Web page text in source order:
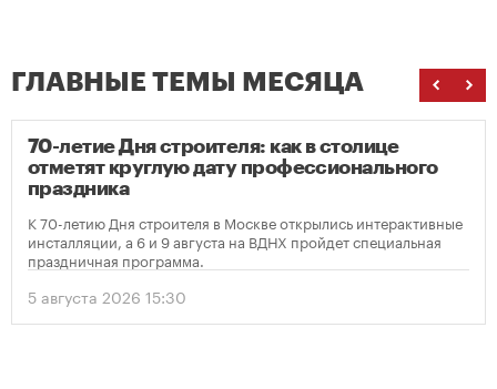
ГЛАВНЫЕ ТЕМЫ МЕСЯЦА
70-летие Дня строителя: как в столице
отметят круглую дату профессионального
праздника
К 70-летию Дня строителя в Москве открылись интерактивные
инсталляции, а 6 и 9 августа на ВДНХ пройдет специальная
праздничная программа.
5 августа 2026 15:30